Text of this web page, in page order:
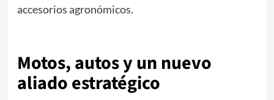
accesorios agronómicos.
Motos, autos y un nuevo
aliado estratégico